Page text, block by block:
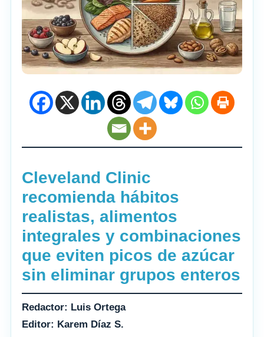
Cleveland Clinic
recomienda hábitos
realistas, alimentos
integrales y combinaciones
que eviten picos de azúcar
sin eliminar grupos enteros
Redactor: Luis Ortega
Editor: Karem Díaz S.